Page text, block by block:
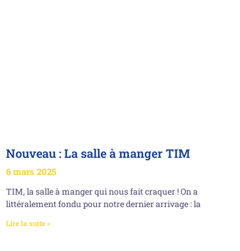
Nouveau : La salle à manger TIM
6 mars 2025
TIM, la salle à manger qui nous fait craquer ! On a
littéralement fondu pour notre dernier arrivage : la
Lire la suite »